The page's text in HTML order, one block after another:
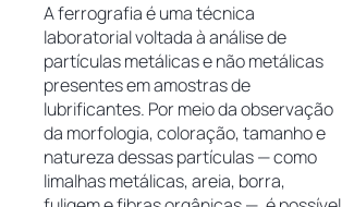
A ferrografia é uma técnica
laboratorial voltada à análise de
partículas metálicas e não metálicas
presentes em amostras de
lubrificantes. Por meio da observação
da morfologia, coloração, tamanho e
natureza dessas partículas — como
limalhas metálicas, areia, borra,